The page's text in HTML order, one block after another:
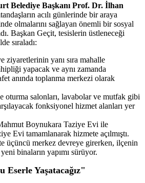
Belediye Başkanı Prof. Dr. İlhan
acılı günlerinde bir araya
olmalarını sağlayan önemli bir sosyal
Başkan Geçit, tesislerin üstleneceği
sıraladı:
ziyaretlerinin yanı sıra mahalle
yapacak ve aynı zamanda
anında toplanma merkezi olarak
oturma salonları, lavabolar ve mutfak gibi
fonksiyonel hizmet alanları yer
Boynukara Taziye Evi ile
Evi tamamlanarak hizmete açılmıştı.
üçüncü merkez devreye girerken, ilçenin
binaların yapımı sürüyor.
Eserle Yaşatacağız"